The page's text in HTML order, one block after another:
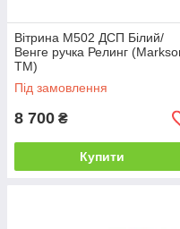
Вітрина М502 ДСП Білий/
Венге ручка Релинг
TM)
Під замовлення
8 700 ₴
Купити